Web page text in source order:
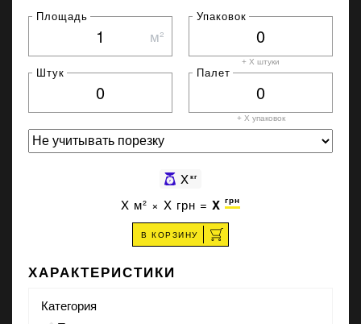
Площадь
м²
Упаковок
+ X штуки
Штук Палет
+ X упаковок
Xкг
X м² × X грн = X грн
В КОРЗИНУ
ХАРАКТЕРИСТИКИ
Категория